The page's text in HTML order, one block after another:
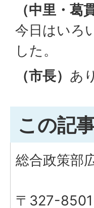
（中里・葛
今日はいろ
した。
（市長） あ
この記
総合政策部
〒327-8501